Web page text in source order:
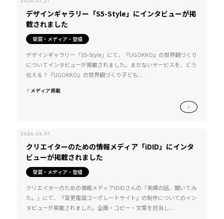
2026.07.21
デザインギャラリー「S5-Style」にインタビューが掲
載されました
受賞・メディア・登壇
デザインギャラリー「S5-Style」にて、『UGOKKO』の世界観づくり
についてインタビューが掲載されました。まだないサービスを、どう
伝える？『UGOKKO』の世界観づくり子ども...
メディア掲載
2026.06.01
クリエイターのための情報メディア「iDID」にインタ
ビューが掲載されました
受賞・メディア・登壇
クリエイターのための情報メディアiDIDさんの「実績の話、聞いてみ
た。」にて、『音更電設コーポレートサイト』の制作についてのイン
タビューが掲載されました。企画・コピー・文章を担当し...